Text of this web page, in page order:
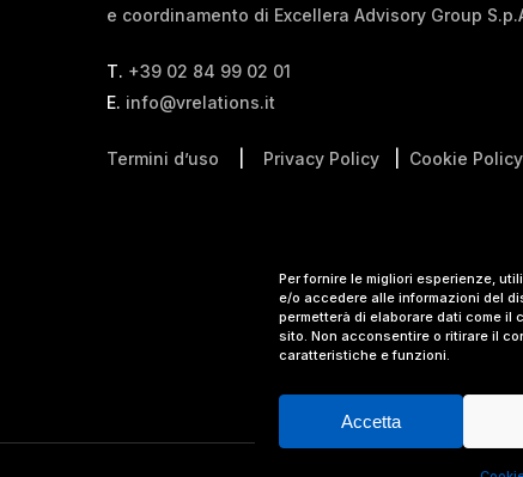
Per fornire le migliori esperienze,
e/o accedere alle informazioni del
permetterà di elaborare dati come il
sito. Non acconsentire o ritirare il
caratteristiche e funzioni.
Accetta
e coordinamento di Excellera Advisory Group
T. +39 02 84 99 02 01
E. info@vrelations.it
Termini d’uso Privacy Policy| Cookie Policy